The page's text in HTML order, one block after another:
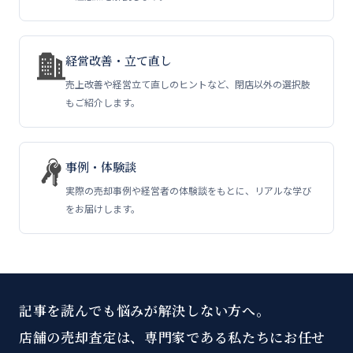
経営改善・立て直し
売上改善や経営立て直しのヒントなど、閉店以外の選択肢
もご紹介します。
事例・体験談
実際の売却事例や経営者の体験談をもとに、リアルな学び
をお届けします。
記事を読んでも悩みが解決しない方へ。
店舗の売却査定は、専門家である私たちにお任せ